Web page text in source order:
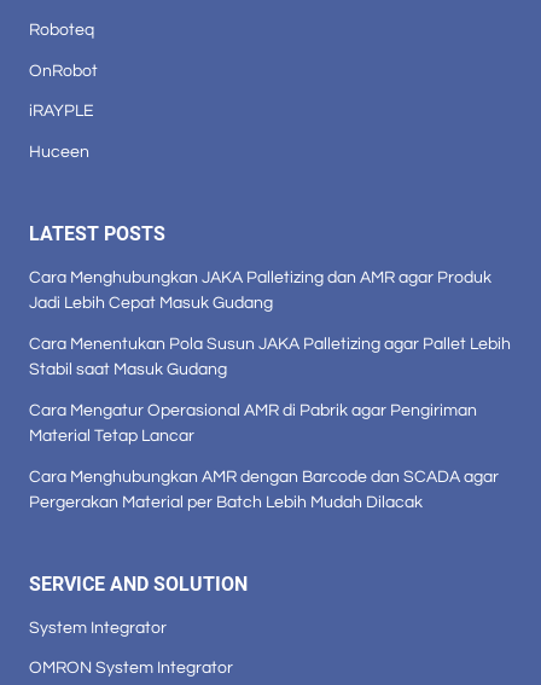
Roboteq
OnRobot
iRAYPLE
Huceen
LATEST POSTS
Cara Menghubungkan JAKA Palletizing dan AMR agar Produk
Jadi Lebih Cepat Masuk Gudang
Cara Menentukan Pola Susun JAKA Palletizing agar Pallet Lebih
Stabil saat Masuk Gudang
Cara Mengatur Operasional AMR di Pabrik agar Pengiriman
Material Tetap Lancar
Cara Menghubungkan AMR dengan Barcode dan SCADA agar
Pergerakan Material per Batch Lebih Mudah Dilacak
SERVICE AND SOLUTION
System Integrator
OMRON System Integrator